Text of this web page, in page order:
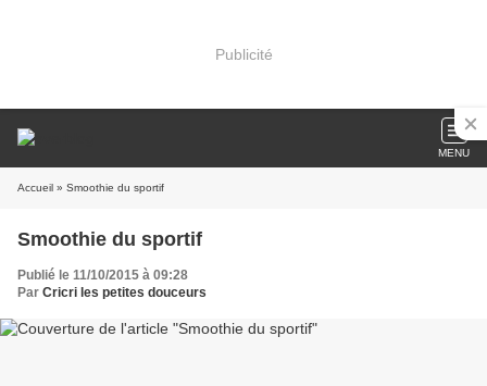
Publicité
MENU
Accueil » Smoothie du sportif
Smoothie du sportif
Publié le 11/10/2015 à 09:28
Par Cricri les petites douceurs